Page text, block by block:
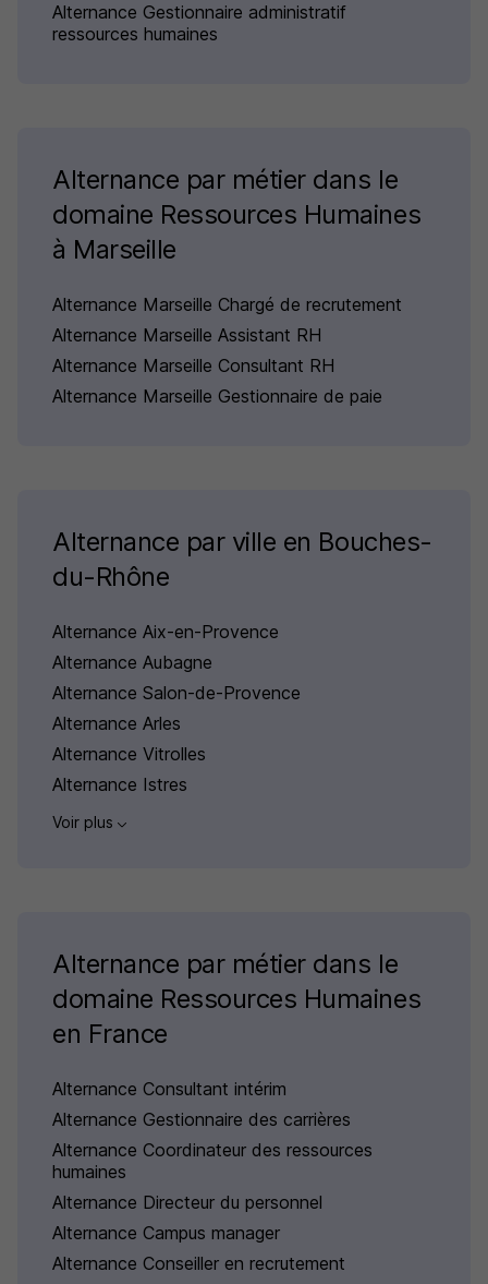
Alternance Gestionnaire administratif
ressources humaines
Alternance par métier dans le
domaine Ressources Humaines
à Marseille
Alternance Marseille Chargé de recrutement
Alternance Marseille Assistant RH
Alternance Marseille Consultant RH
Alternance Marseille Gestionnaire de paie
Alternance par ville en Bouches-
du-Rhône
Alternance Aix-en-Provence
Alternance Aubagne
Alternance Salon-de-Provence
Alternance Arles
Alternance Vitrolles
Alternance Istres
Voir plus
Alternance par métier dans le
domaine Ressources Humaines
en France
Alternance Consultant intérim
Alternance Gestionnaire des carrières
Alternance Coordinateur des ressources
humaines
Alternance Directeur du personnel
Alternance Campus manager
Alternance Conseiller en recrutement